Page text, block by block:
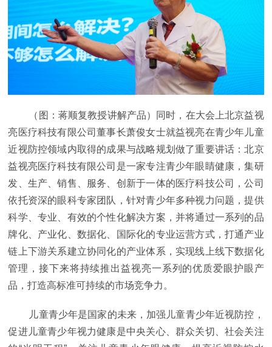
（图：蒋顺复教授讲解产品）同时，在大会上北京益视
亮医疗科技有限公司董事长萧俊女士就益视亮在青少年儿童
近视防控领域内取得的成果与战略规划做了重要讲话：北京
益视亮医疗科技有限公司是一家专注青少年眼睛健康，集研
发、生产、销售、服务、创新于一体的医疗科技公司，公司
依托资深的眼科专家团队，针对青少年多种视力问题，提供
科学、专业、有效的个性化解决方案，并将通过一系列的品
牌化、产业化、数据化、国际化的专业运营方式，打通产业
链上下游关系建立协同化的产业体系，实现线上线下数据化
管理，接下来将持续推出益视亮一系列的优质爱眼护眼产
品，打造高标准可持续的市场竞争力。
儿童青少年是国家的未来，加强儿童青少年近视防控，
促进儿童青少年视力健康是中央关心、群众关切、社会关注